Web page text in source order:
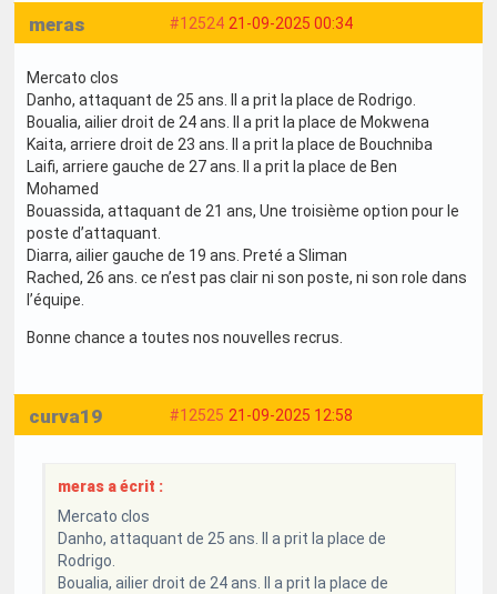
#12524 21-09-2025 00:34
meras
Mercato clos
Danho, attaquant de 25 ans. Il a prit la place de Rodrigo.
Boualia, ailier droit de 24 ans. Il a prit la place de Mokwena
Kaita, arriere droit de 23 ans. Il a prit la place de Bouchniba
Laifi, arriere gauche de 27 ans. Il a prit la place de Ben
Mohamed
Bouassida, attaquant de 21 ans, Une troisième option pour le
poste d’attaquant.
Diarra, ailier gauche de 19 ans. Preté a Sliman
Rached, 26 ans. ce n’est pas clair ni son poste, ni son role dans
l’équipe.
Bonne chance a toutes nos nouvelles recrus.
#12525 21-09-2025 12:58
curva19
meras a écrit :
Mercato clos
Danho, attaquant de 25 ans. Il a prit la place de
Rodrigo.
Boualia, ailier droit de 24 ans. Il a prit la place de